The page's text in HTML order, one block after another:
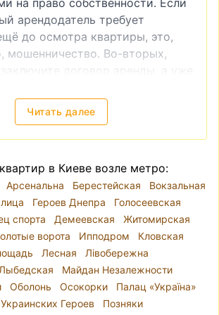
на право собственности. Если
арендодатель требует
до осмотра квартиры, это,
мошенничество. Во-вторых,
заключите договор аренды, а уже
слишком низкую цену на
также часто является
на десять районов. Река Днепр
что районы Голосеевский,
Подольский,
Соломенский и
находятся на правом берегу, а
и Днепровский — на
при выборе места для аренды
ориентироваться на
так как административные
Читать далее
в Киеве возле метро:
Арсенальна Берестейская
Вокзальная
Героев Днепра
Голосеевская
спорта Демеевская
Житомирская
ворота Ипподром
Кловская
Лесная
Лівобережна
Майдан Незалежности
Оболонь Осокорки
Палац «Україна»
Героев
Позняки